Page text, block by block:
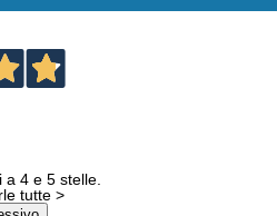
a 4 e 5 stelle.
tutte >